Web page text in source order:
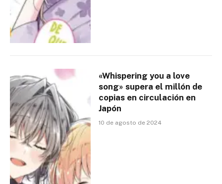
«Whispering you a love
song» supera el millón de
copias en circulación en
Japón
10 de agosto de 2024